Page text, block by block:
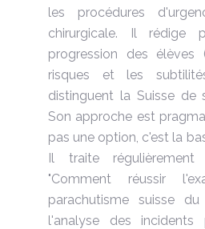
les procédures
chirurgicale. Il rédige
progression des élèves
risques et les
distinguent la Suisse de
Son approche est
pas une option, c'est la
Il traite
"Comment réussir
parachutisme suisse
l'analyse des